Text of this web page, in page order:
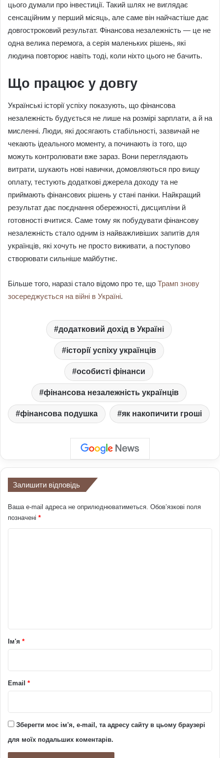
цього думали про інвестиції. Такий шлях не виглядає
сенсаційним у перший місяць, але саме він найчастіше дає
довгостроковий результат. Фінансова незалежність — це не
одна велика перемога, а серія маленьких рішень, які
людина повторює навіть тоді, коли ніхто цього не бачить.
Що працює у довгу
Українські історії успіху показують, що фінансова
незалежність будується не лише на розмірі зарплати, а й на
мисленні. Люди, які досягають стабільності, зазвичай не
чекають ідеального моменту, а починають із того, що
можуть контролювати вже зараз. Вони переглядають
витрати, шукають нові навички, домовляються про вищу
оплату, тестують додаткові джерела доходу та не
приймають фінансових рішень у стані паніки. Найкращий
результат дає поєднання обережності, дисципліни й
готовності вчитися. Саме тому як побудувати фінансову
незалежність стало одним із найважливіших запитів для
українців, які хочуть не просто виживати, а поступово
створювати сильніше майбутнє.
Більше того, наразі стало відомо про те, що Трамп знову
зосереджується на війні в Україні.
додатковий дохід в Україні
історії успіху українців
особисті фінанси
фінансова незалежність українців
фінансова подушка як накопичити гроші
Залишити відповідь
Ваша e-mail адреса не оприлюднюватиметься. Обов’язкові поля
позначені *
рІм'я *
Email *
Зберегти моє ім'я, e-mail, та адресу сайту в цьому браузері
для моїх подальших коментарів.